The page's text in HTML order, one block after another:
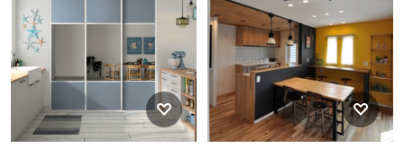
Boden in Sonstige